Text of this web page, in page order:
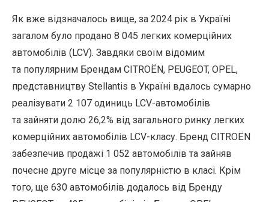
Як вже відзначалось вище, за 2024 рік в Україні
загалом було продано 8 045 легких комерційних
автомобілів (LCV). Завдяки своїм відомим
та популярним Брендам CITROЁN, PEUGEOT, OPEL,
представництву Stellantis в Україні вдалось сумарно
реалізувати 2 107 одиниць LCV-автомобілів
та зайняти долю 26,2% від загального ринку легких
комерційних автомобілів LCV-класу. Бренд CITROЁN
забезпечив продажі 1 052 автомобілів та зайняв
почесне друге місце за популярністю в класі. Крім
того, ще 630 автомобілів додалось від Бренду